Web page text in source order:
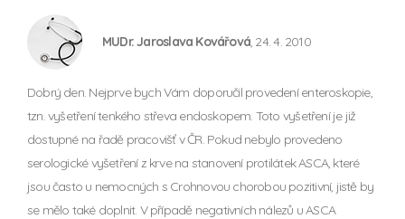
MUDr. Jaroslava Kovářová, 24. 4. 2010
Dobrý den. Nejprve bych Vám doporučil provedení enteroskopie,
tzn. vyšetření tenkého střeva endoskopem. Toto vyšetření je již
dostupné na řadě pracovišť v ČR. Pokud nebylo provedeno
serologické vyšetření z krve na stanovení protilátek ASCA, které
jsou často u nemocných s Crohnovou chorobou pozitivní, jistě by
se mělo také doplnit. V případě negativních nálezů u ASCA